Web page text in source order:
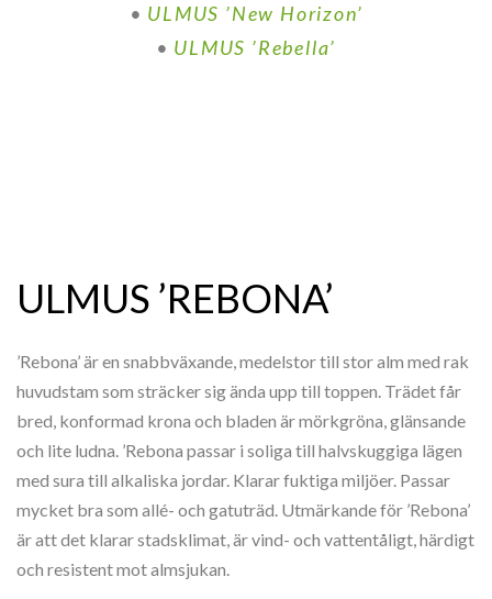
• ULMUS ’New Horizon’
• ULMUS ’Rebella’
ULMUS ’REBONA’
’Rebona’ är en snabbväxande, medelstor till stor alm med rak
huvudstam som sträcker sig ända upp till toppen. Trädet får
bred, konformad krona och bladen är mörkgröna, glänsande
och lite ludna. ’Rebona passar i soliga till halvskuggiga lägen
med sura till alkaliska jordar. Klarar fuktiga miljöer. Passar
mycket bra som allé- och gatuträd. Utmärkande för ’Rebona’
är att det klarar stadsklimat, är vind- och vattentåligt, härdigt
och resistent mot almsjukan.